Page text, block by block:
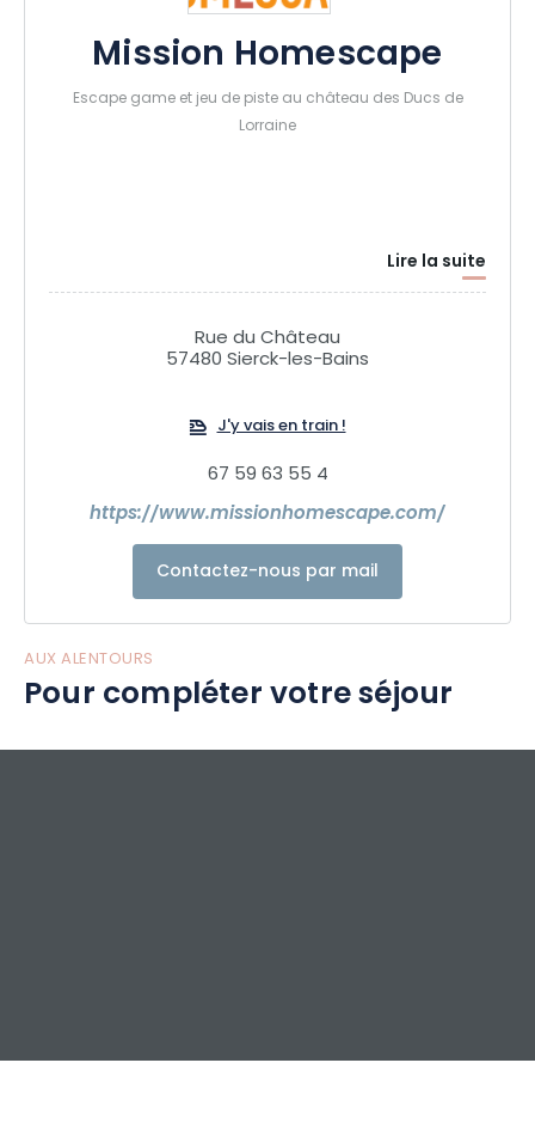
Mission Homescape
Escape game et jeu de piste au château des Ducs de
Lorraine
Lire la suite
Rue du Château
57480 Sierck-les-Bains
J'y vais en train !
67 59 63 55 4
https://www.missionhomescape.com/
Contactez-nous par mail
AUX ALENTOURS
Pour compléter votre séjour